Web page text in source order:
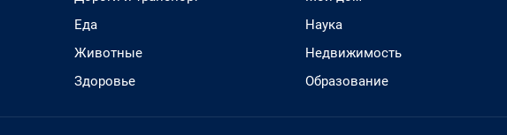
Еда
Животные
Здоровье
Наука
Недвижимость
Образование